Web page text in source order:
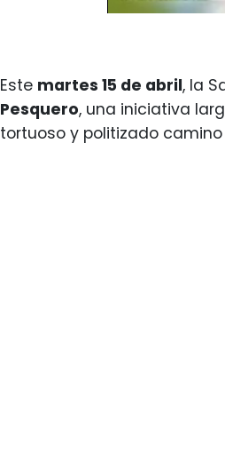
Este martes 15 de abril, la
Pesquero, una iniciativa
tortuoso y politizado